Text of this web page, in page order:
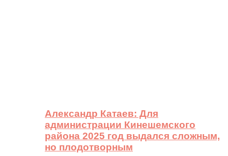
Александр Катаев: Для
администрации Кинешемского
района 2025 год выдался сложным,
но плодотворным